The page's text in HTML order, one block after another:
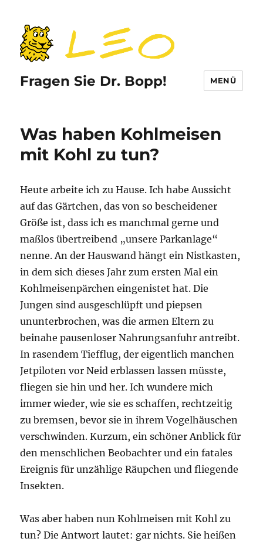
Fragen Sie Dr. Bopp! MENÜ
Was haben Kohlmeisen
mit Kohl zu tun?
Heute arbeite ich zu Hause. Ich habe Aussicht
auf das Gärtchen, das von so bescheidener
Größe ist, dass ich es manchmal gerne und
maßlos übertreibend „unsere Parkanlage“
nenne. An der Hauswand hängt ein Nistkasten,
in dem sich dieses Jahr zum ersten Mal ein
Kohlmeisenpärchen eingenistet hat. Die
Jungen sind ausgeschlüpft und piepsen
ununterbrochen, was die armen Eltern zu
beinahe pausenloser Nahrungsanfuhr antreibt.
In rasendem Tiefflug, der eigentlich manchen
Jetpiloten vor Neid erblassen lassen müsste,
fliegen sie hin und her. Ich wundere mich
immer wieder, wie sie es schaffen, rechtzeitig
zu bremsen, bevor sie in ihrem Vogelhäuschen
verschwinden. Kurzum, ein schöner Anblick für
den menschlichen Beobachter und ein fatales
Ereignis für unzählige Räupchen und fliegende
Insekten.
Was aber haben nun Kohlmeisen mit Kohl zu
tun? Die Antwort lautet: gar nichts. Sie heißen